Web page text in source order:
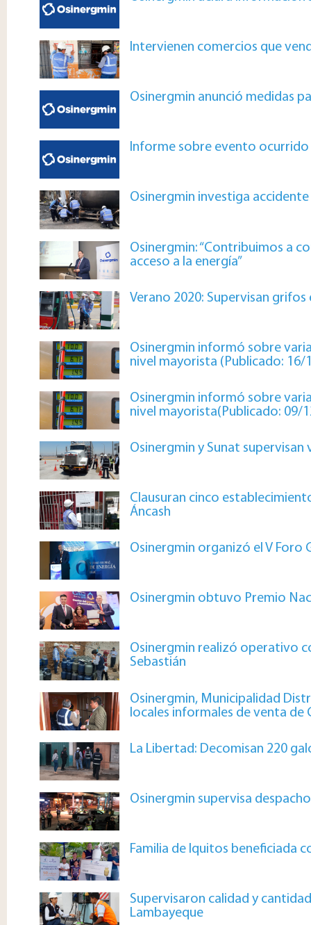
Intervienen comercios que
Osinergmin anunció medidas
Informe sobre evento ocurrido
Osinergmin investiga accidente
Osinergmin: “Contribuimos a
acceso a la energía”
Verano 2020: Supervisan
Osinergmin informó sobre
nivel mayorista (Publicado: 16/
Osinergmin informó sobre
nivel mayorista(Publicado: 09/
Osinergmin y Sunat
Clausuran cinco
Áncash
Osinergmin organizó el V Foro
Osinergmin obtuvo Premio
Osinergmin realizó operativo
Sebastián
Osinergmin, Municipalidad
locales informales de venta de
La Libertad: Decomisan 220
Osinergmin supervisa
Familia de Iquitos beneficiada
Supervisaron calidad y
Lambayeque